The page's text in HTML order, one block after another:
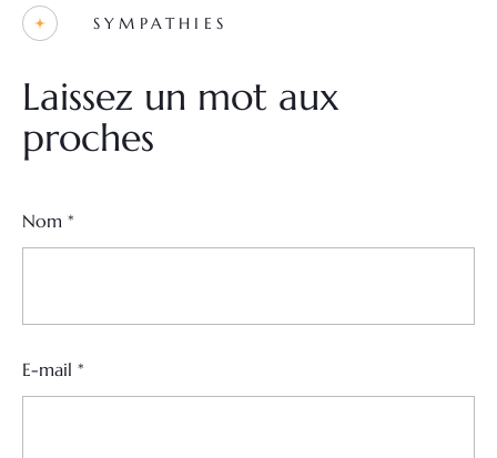
SYMPATHIES
Laissez un mot aux
proches
Nom *
E-mail *